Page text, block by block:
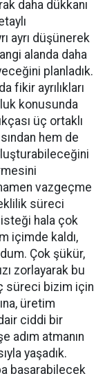
daha dükkanı
ayrı düşünerek
alanda daha
planladık.
fikir ayrılıkları
konusunda
üç ortaklı
hem de
vazgeçme
süreci
hala çok
içimde kaldı,
Çok şükür,
zorlayarak bu
süreci bizim için
üretim
ciddi bir
adım atmanın
yaşadık.
başarabilecek